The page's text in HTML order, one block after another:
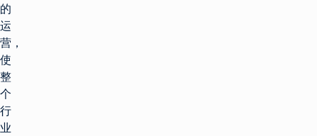
的
运
营，
使
整
个
行
业